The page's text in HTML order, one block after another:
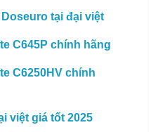
tại đại việt
C645P chính hãng
C6250HV chính
việt giá tốt 2025